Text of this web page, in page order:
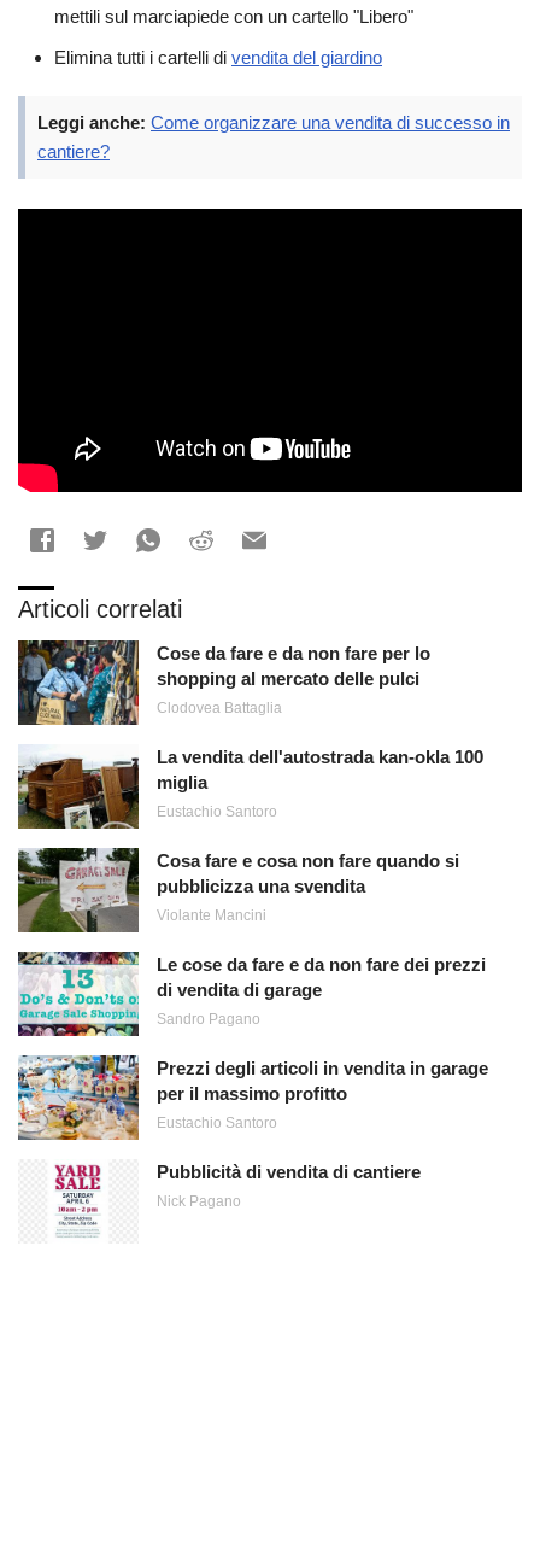
mettili sul marciapiede con un cartello "Libero"
Elimina tutti i cartelli di vendita del giardino
Leggi anche: Come organizzare una vendita di successo in
cantiere?
Articoli correlati
Cose da fare e da non fare per lo
shopping al mercato delle pulci
Clodovea Battaglia
La vendita dell'autostrada kan-okla 100
miglia
Eustachio Santoro
Cosa fare e cosa non fare quando si
pubblicizza una svendita
Violante Mancini
Le cose da fare e da non fare dei prezzi
di vendita di garage
Sandro Pagano
Prezzi degli articoli in vendita in garage
per il massimo profitto
Eustachio Santoro
Pubblicità di vendita di cantiere
Nick Pagano